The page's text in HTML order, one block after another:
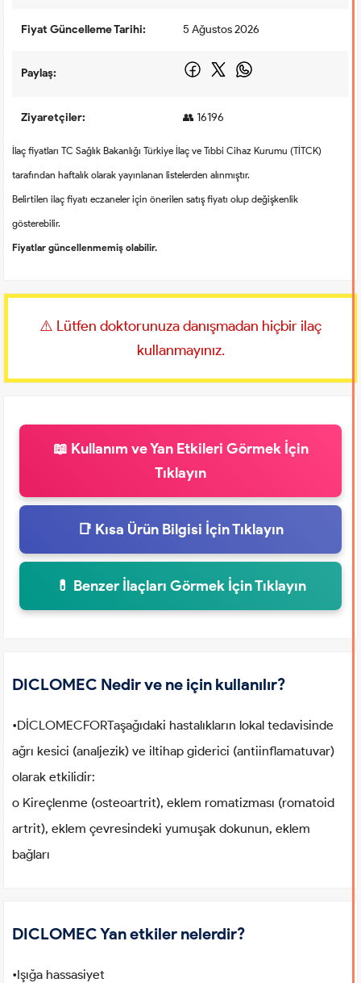
Fiyat Güncelleme Tarihi: 5 Ağustos 2026
Paylaş:
Ziyaretçiler: 👥 16196
İlaç fiyatları TC Sağlık Bakanlığı Türkiye İlaç ve Tıbbi Cihaz Kurumu (TİTCK)
tarafından haftalık olarak yayınlanan listelerden alınmıştır.
Belirtilen ilaç fiyatı eczaneler için önerilen satış fiyatı olup değişkenlik
gösterebilir.
Fiyatlar güncellenmemiş olabilir.
⚠️ Lütfen doktorunuza danışmadan hiçbir ilaç
kullanmayınız.
📖 Kullanım ve Yan Etkileri Görmek İçin
Tıklayın
📑 Kısa Ürün Bilgisi İçin Tıklayın
💊 Benzer İlaçları Görmek İçin Tıklayın
DICLOMEC Nedir ve ne için kullanılır?
•DİCLOMECFORTaşağıdaki hastalıkların lokal tedavisinde
ağrı kesici (analjezik) ve iltihap giderici (antiinflamatuvar)
olarak etkilidir:
o Kireçlenme (osteoartrit), eklem romatizması (romatoid
artrit), eklem çevresindeki yumuşak dokunun, eklem
bağları
DICLOMEC Yan etkiler nelerdir?
•Işığa hassasiyet